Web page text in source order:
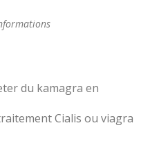
du kamagra en
Cialis ou viagra